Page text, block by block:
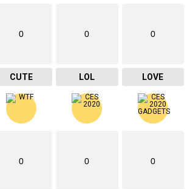
0
CUTE
0
LOL
0
LOVE
0 0 0